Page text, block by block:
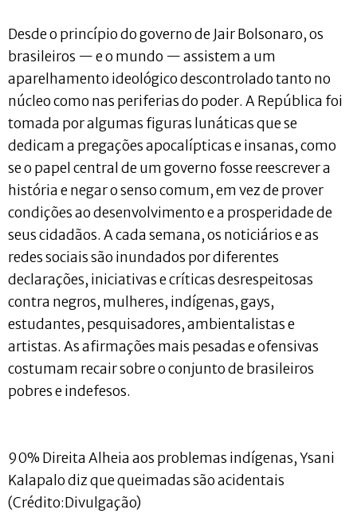
Desde o princípio do governo de Jair Bolsonaro, os
brasileiros — e o mundo — assistem a um
aparelhamento ideológico descontrolado tanto no
núcleo como nas periferias do poder. A República foi
tomada por algumas figuras lunáticas que se
dedicam a pregações apocalípticas e insanas, como
se o papel central de um governo fosse reescrever a
história e negar o senso comum, em vez de prover
condições ao desenvolvimento e a prosperidade de
seus cidadãos. A cada semana, os noticiários e as
redes sociais são inundados por diferentes
declarações, iniciativas e críticas desrespeitosas
contra negros, mulheres, indígenas, gays,
estudantes, pesquisadores, ambientalistas e
artistas. As afirmações mais pesadas e ofensivas
costumam recair sobre o conjunto de brasileiros
pobres e indefesos.
90% Direita Alheia aos problemas indígenas, Ysani
Kalapalo diz que queimadas são acidentais
(Crédito:Divulgação)